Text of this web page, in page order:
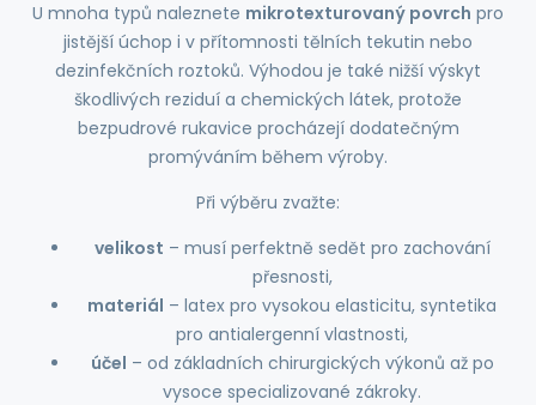
U mnoha typů naleznete mikrotexturovaný povrch pro
jistější úchop i v přítomnosti tělních tekutin nebo
dezinfekčních roztoků. Výhodou je také nižší výskyt
škodlivých reziduí a chemických látek, protože
bezpudrové rukavice procházejí dodatečným
promýváním během výroby.
Při výběru zvažte:
velikost – musí perfektně sedět pro zachování
přesnosti,
materiál – latex pro vysokou elasticitu, syntetika
pro antialergenní vlastnosti,
účel – od základních chirurgických výkonů až po
vysoce specializované zákroky.